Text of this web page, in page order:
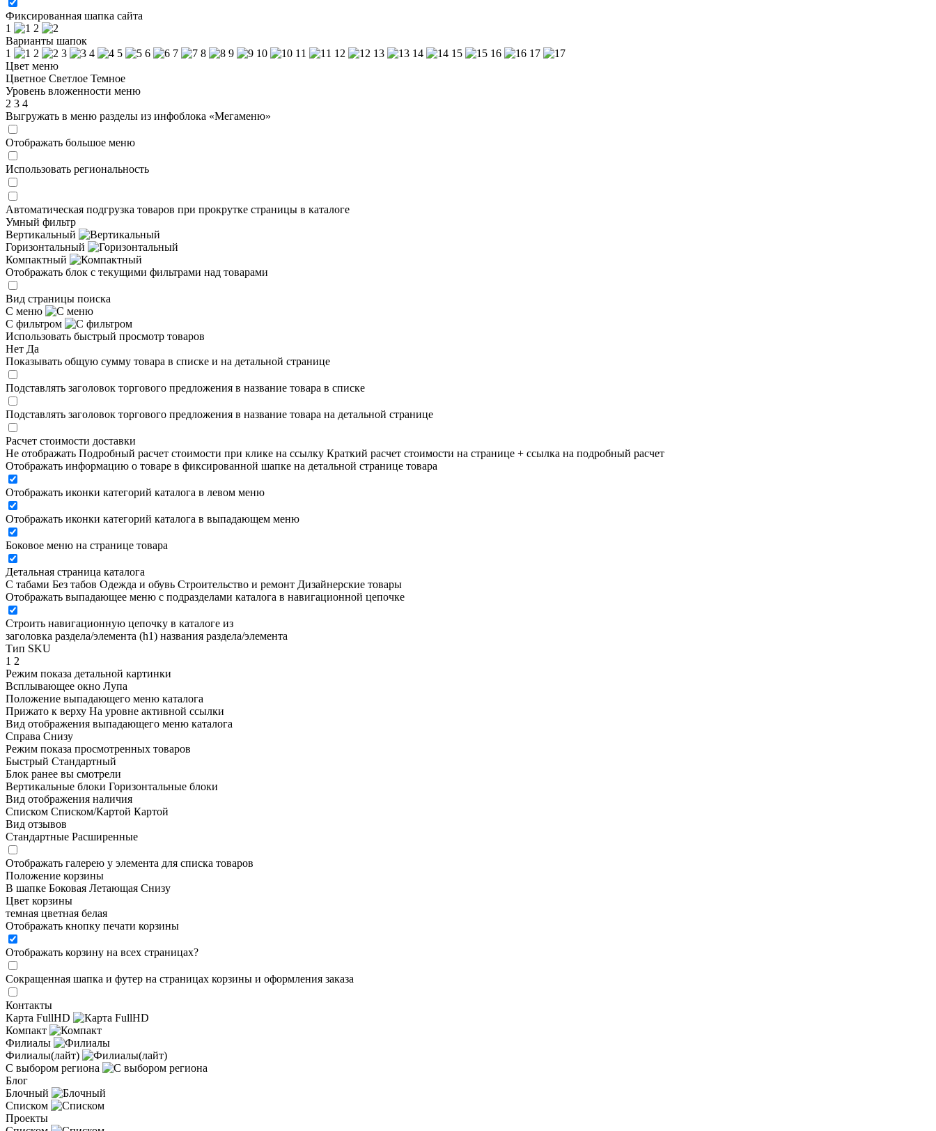
Фиксированная шапка сайта
1
2
Варианты шапок
1
2 3 4 5 6 7 8 9 10 11 12 13 14 15 16
17
Цвет меню
Цветное Светлое Темное
Уровень вложенности меню
2 3 4
Выгружать в меню разделы из инфоблока «Мегаменю»
Отображать большое меню
Использовать региональность
Автоматическая подгрузка товаров при прокрутке страницы в каталоге
Умный фильтр
Вертикальный
Горизонтальный
Компактный
Отображать блок с текущими фильтрами над товарами
Вид страницы поиска
С меню
С фильтром
Использовать быстрый просмотр товаров
Нет Да
Показывать общую сумму товара в списке и на детальной странице
Подставлять заголовок торгового предложения в название товара в списке
Подставлять заголовок торгового предложения в название товара на детальной странице
Расчет стоимости доставки
Не отображать Подробный расчет стоимости при клике на ссылку Краткий расчет стоимости на странице + ссылка на подробный расчет
Отображать информацию о товаре в фиксированной шапке на детальной странице товара
Отображать иконки категорий каталога в левом меню
Отображать иконки категорий каталога в выпадающем меню
Боковое меню на странице товара
Детальная страница каталога
С табами Без табов Одежда и обувь Строительство и ремонт Дизайнерские товары
Отображать выпадающее меню с подразделами каталога в навигационной цепочке
Строить навигационную цепочку в каталоге из
заголовка раздела/элемента (h1) названия раздела/элемента
Тип SKU
1 2
Режим показа детальной картинки
Всплывающее окно Лупа
Положение выпадающего меню каталога
Прижато к верху На уровне активной ссылки
Вид отображения выпадающего меню каталога
Справа Снизу
Режим показа просмотренных товаров
Быстрый Стандартный
Блок ранее вы смотрели
Вертикальные блоки Горизонтальные блоки
Вид отображения наличия
Списком Списком/Картой Картой
Вид отзывов
Стандартные Расширенные
Отображать галерею у элемента для списка товаров
Положение корзины
В шапке Боковая Летающая Снизу
Цвет корзины
темная цветная белая
Отображать кнопку печати корзины
Отображать корзину на всех страницах?
Сокращенная шапка и футер на страницах корзины и оформления заказа
Контакты
Карта FullHD
Компакт
Филиалы
Филиалы(лайт)
С выбором региона
Блог
Блочный
Списком
Проекты